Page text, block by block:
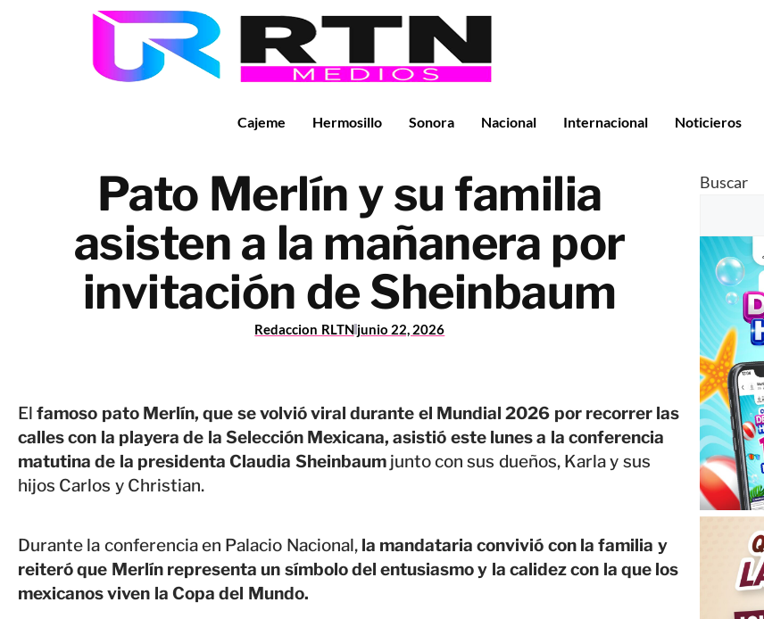
Cajeme Hermosillo Sonora Nacional Internacional Noticieros
Pato Merlín y su familia
asisten a la mañanera por
invitación de Sheinbaum
Redaccion RLTNjunio 22, 2026
Elfamoso pato Merlín, que se volvió viral durante el Mundial 2026 por recorrer las
calles con la playera de la Selección Mexicana, asistió este lunes a la conferencia
matutina de la presidenta Claudia Sheinbaumjunto con sus dueños, Karla y sus
hijos Carlos y Christian.
Durante la conferencia en Palacio Nacional,la mandataria convivió con la familia y
reiteró que Merlín representa un símbolo del entusiasmo y la calidez con la que los
mexicanos viven la Copa del Mundo.
Buscar